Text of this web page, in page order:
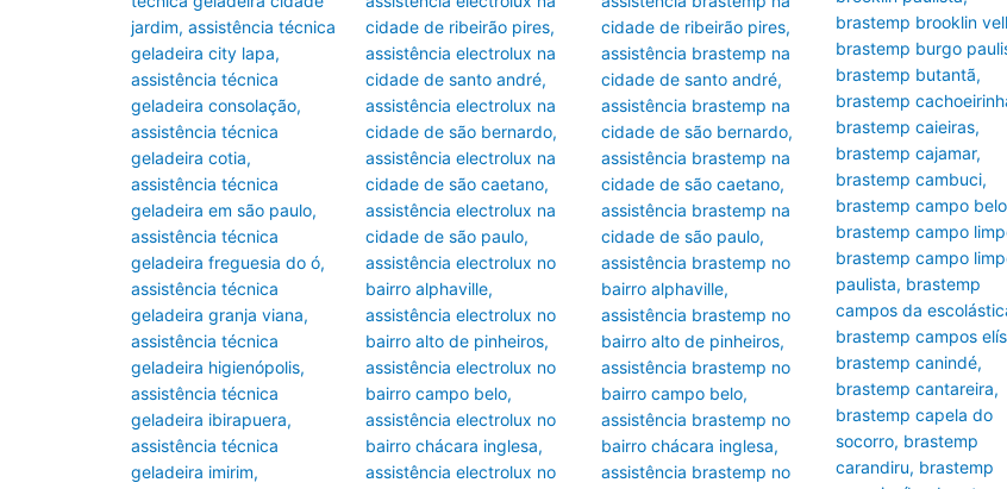
jardim, assistência técnica
geladeira city lapa,
assistência técnica
geladeira consolação,
assistência técnica
geladeira cotia,
assistência técnica
geladeira em são paulo,
assistência técnica
geladeira freguesia do ó,
assistência técnica
geladeira granja viana,
assistência técnica
geladeira higienópolis,
assistência técnica
geladeira ibirapuera,
assistência técnica
geladeira imirim,
cidade de ribeirão pires,
assistência electrolux na
cidade de santo andré,
assistência electrolux na
cidade de são bernardo,
assistência electrolux na
cidade de são caetano,
assistência electrolux na
cidade de são paulo,
assistência electrolux no
bairro alphaville,
assistência electrolux no
bairro alto de pinheiros,
assistência electrolux no
bairro campo belo,
assistência electrolux no
bairro chácara inglesa,
assistência electrolux no
cidade de ribeirão pires,
assistência brastemp na
cidade de santo andré,
assistência brastemp na
cidade de são bernardo,
assistência brastemp na
cidade de são caetano,
assistência brastemp na
cidade de são paulo,
assistência brastemp no
bairro alphaville,
assistência brastemp no
bairro alto de pinheiros,
assistência brastemp no
bairro campo belo,
assistência brastemp no
bairro chácara inglesa,
assistência brastemp no
brastemp brooklin
brastemp burgo
brastemp butantã,
brastemp
brastemp caieiras,
brastemp cajamar,
brastemp cambuci,
brastemp campo belo
brastemp campo
brastemp campo
paulista, brastemp
campos da
brastemp campos
brastemp canindé,
brastemp cantareira,
brastemp capela do
socorro, brastemp
carandiru, brastemp